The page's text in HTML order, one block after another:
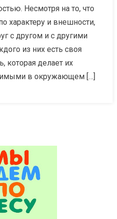
Несмотря на то, что
характеру и внешности,
с другом и с другими
из них есть своя
которая делает их
в окружающем […]